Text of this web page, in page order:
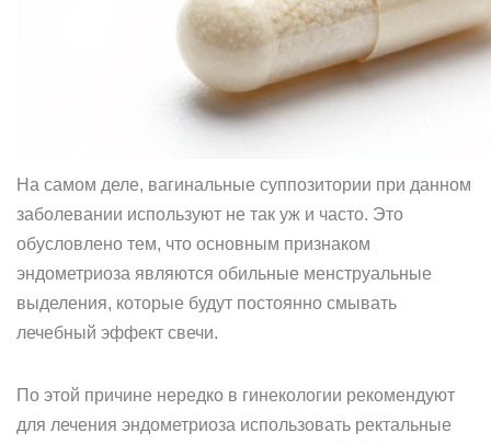
На самом деле, вагинальные суппозитории при данном
заболевании используют не так уж и часто. Это
обусловлено тем, что основным признаком
эндометриоза являются обильные менструальные
выделения, которые будут постоянно смывать
лечебный эффект свечи.
По этой причине нередко в гинекологии рекомендуют
для лечения эндометриоза использовать ректальные